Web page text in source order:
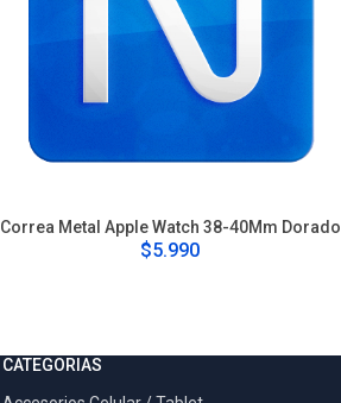
Correa Metal Apple Watch 38-40Mm Dorado
$5.990
CATEGORIAS